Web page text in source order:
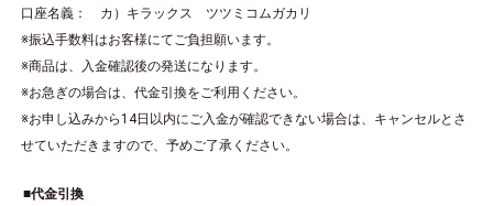
口座名義： カ）キラックス ツツミコムガカリ
※振込手数料はお客様にてご負担願います。
※商品は、入金確認後の発送になります。
※お急ぎの場合は、代金引換をご利用ください。
※お申し込みから14日以内にご入金が確認できない場合は、キャンセルとさ
せていただきますので、予めご了承ください。
代金引換